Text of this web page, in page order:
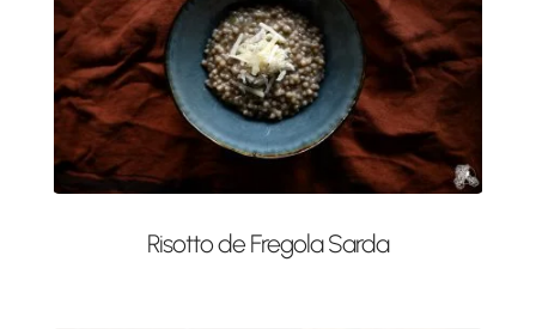
Risotto de Fregola Sarda